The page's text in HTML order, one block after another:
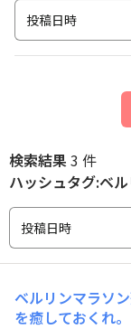
投稿日時
検索結果3 件
ハッシュタグ:ベ
投稿日時
ベルリンマラソ
を癒しておくれ